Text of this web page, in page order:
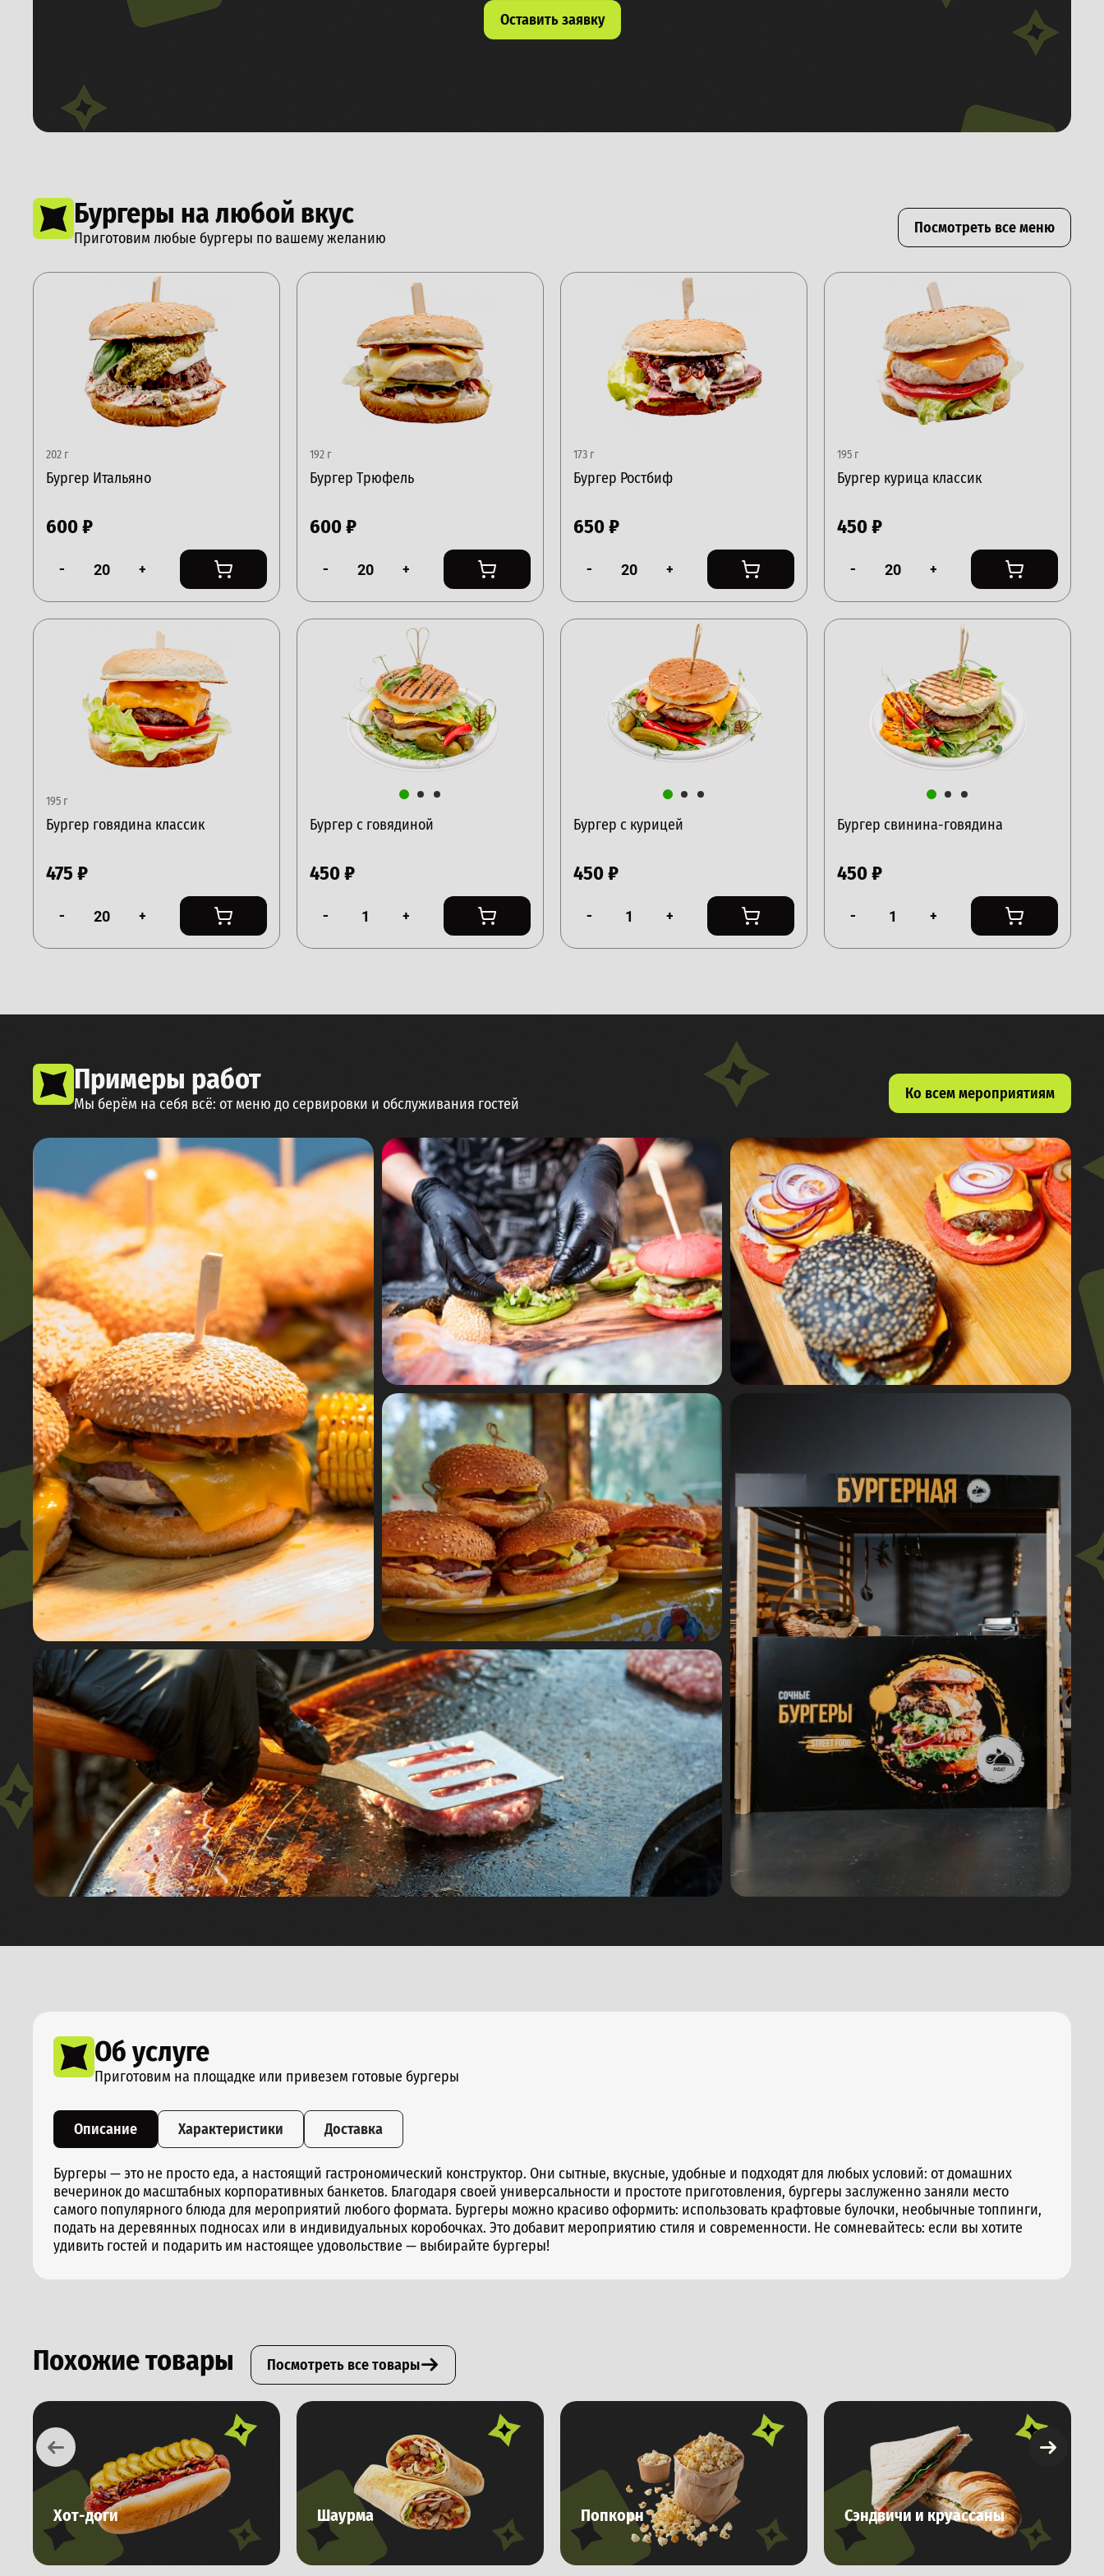
Оставить заявку
Бургеры на любой вкус
Приготовим любые бургеры по вашему желанию
Посмотреть все меню
202 г
Бургер Итальяно
600₽
- +
192 г
Бургер Трюфель
600₽
- +
173 г
Бургер Ростбиф
650₽
- +
195 г
Бургер курица классик
450₽
- +
195 г
Бургер говядина классик
475 ₽
- +
Бургер с говядиной
450₽
- +
Бургер с курицей
450₽
- +
Бургер свинина-говядина
450₽
- +
Примеры работ
Мы берём на себя всё: от меню до сервировки и обслуживания гостей
Ко всем мероприятиям
Об услуге
Приготовим на площадке или привезем готовые бургеры
Описание Характеристики Доставка
Бургеры — это не просто еда, а настоящий гастрономический конструктор. Они сытные, вкусные, удобные и подходят для любых условий: от домашних
вечеринок до масштабных корпоративных банкетов. Благодаря своей универсальности и простоте приготовления, бургеры заслуженно заняли место
самого популярного блюда для мероприятий любого формата. Бургеры можно красиво оформить: использовать крафтовые булочки, необычные топпинги,
подать на деревянных подносах или в индивидуальных коробочках. Это добавит мероприятию стиля и современности. Не сомневайтесь: если вы хотите
удивить гостей и подарить им настоящее удовольствие — выбирайте бургеры!
Похожие товары Посмотреть все товары
Хот-доги Шаурма Попкорн Сэндвичи и круассаны